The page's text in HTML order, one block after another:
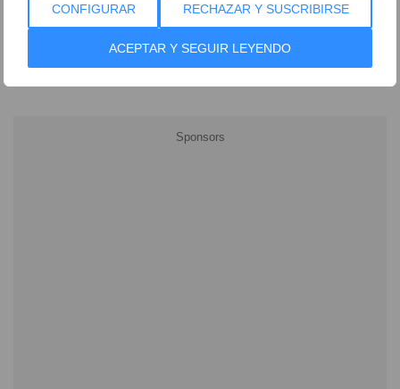
CONFIGURAR RECHAZAR Y SUSCRIBIRSE
ACEPTAR Y SEGUIR LEYENDO
Ver sorteos